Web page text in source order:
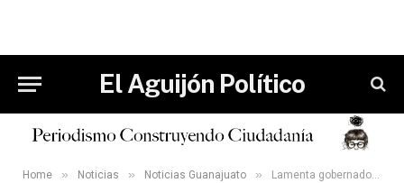
El Aguijón Político
Home » Noticias » Noticias Guanajuato » Lamenta gobernadora Libia Dennise muerte de aficionado de Futbol en Celaya quien murió tras una riña en Boca del Río en Veracruz.